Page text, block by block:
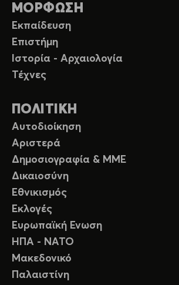
ΜΟΡΦΩΣΗ
Εκπαίδευση
Επιστήμη
Ιστορία - Αρχαιολογία
Τέχνες
ΠΟΛΙΤΙΚΗ
Αυτοδιοίκηση
Αριστερά
Δημοσιογραφία & ΜΜΕ
Δικαιοσύνη
Εθνικισμός
Εκλογές
Ευρωπαϊκή Ενωση
ΗΠΑ - ΝΑΤΟ
Μακεδονικό
Παλαιστίνη